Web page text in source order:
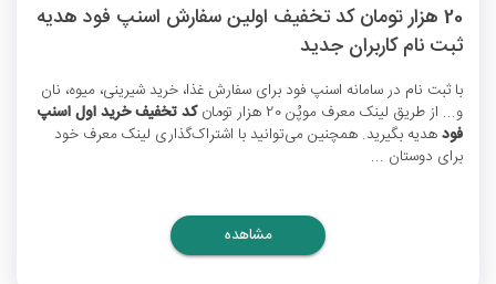
20 هزار تومان کد تخفیف اولین سفارش اسنپ فود هدیه
ثبت نام کاربران جدید
با ثبت نام در سامانه اسنپ فود برای سفارش غذا، خرید شیرینی، میوه، نان
و... از طریق لینک معرف موپُن 20 هزار تومان
کد تخفیف خرید اول اسنپ
فودهدیه بگیرید. همچنین می‌توانید با اشتراک‌گذاری لینک معرف خود
برای دوستان ...
مشاهده